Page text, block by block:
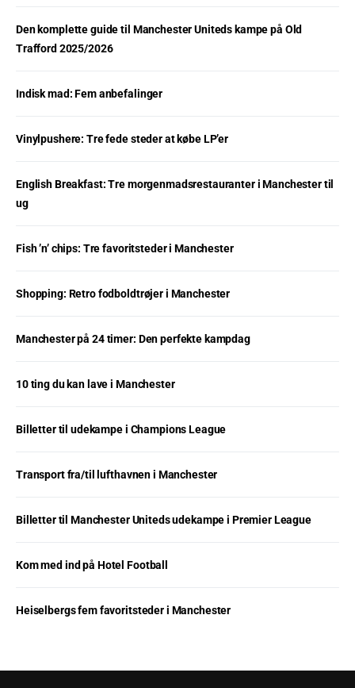
Den komplette guide til Manchester Uniteds kampe på Old
Trafford 2025/2026
Indisk mad: Fem anbefalinger
Vinylpushere: Tre fede steder at købe LP’er
English Breakfast: Tre morgenmadsrestauranter i Manchester til
ug
Fish ’n’ chips: Tre favoritsteder i Manchester
Shopping: Retro fodboldtrøjer i Manchester
Manchester på 24 timer: Den perfekte kampdag
10 ting du kan lave i Manchester
Billetter til udekampe i Champions League
Transport fra/til lufthavnen i Manchester
Billetter til Manchester Uniteds udekampe i Premier League
Kom med ind på Hotel Football
Heiselbergs fem favoritsteder i Manchester